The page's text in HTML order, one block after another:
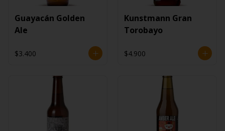
Guayacán Golden
Ale
$3.400
Kunstmann Gran
Torobayo
$4.900